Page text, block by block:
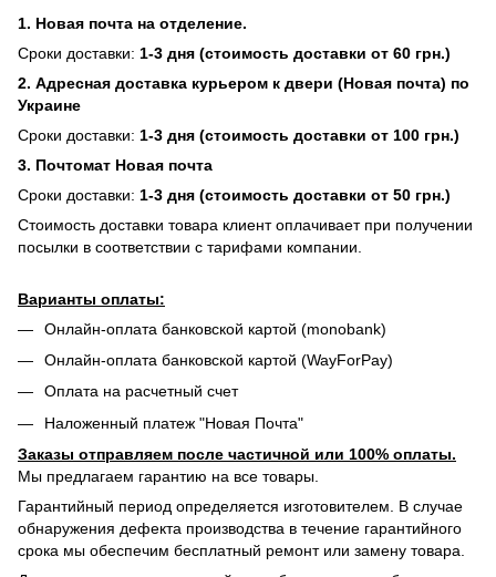
1. Новая почта на отделение.
Сроки доставки: 1-3 дня (стоимость доставки от 60 грн.)
2. Адресная доставка курьером к двери (Новая почта) по
Украине
Сроки доставки: 1-3 дня (стоимость доставки от 100 грн.)
3. Почтомат Новая почта
Сроки доставки: 1-3 дня (стоимость доставки от 50 грн.)
Стоимость доставки товара клиент оплачивает при получении
посылки в соответствии с тарифами компании.
Варианты оплаты:
Онлайн-оплата банковской картой (monobank)
Онлайн-оплата банковской картой (WayForPay)
Оплата на расчетный счет
Наложенный платеж "Новая Почта"
Заказы отправляем после частичной или 100% оплаты.
Мы предлагаем гарантию на все товары.
Гарантийный период определяется изготовителем. В случае
обнаружения дефекта производства в течение гарантийного
срока мы обеспечим бесплатный ремонт или замену товара.